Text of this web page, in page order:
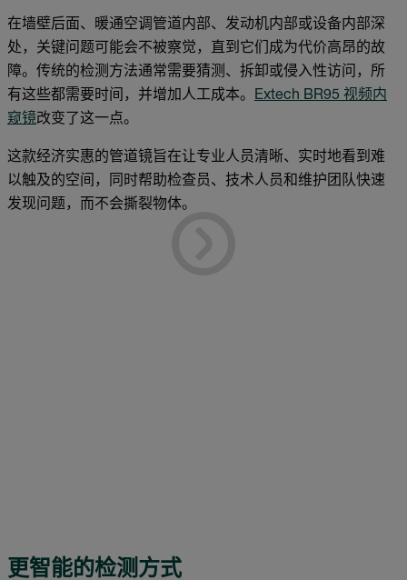
在墙壁后面、暖通空调管道内部、发动机内部或设备内部深
处，关键问题可能会不被察觉，直到它们成为代价高昂的故
障。传统的检测方法通常需要猜测、拆卸或侵入性访问，所
有这些都需要时间，并增加人工成本。 Extech BR95 视频内
窥镜改变了这一点。
这款经济实惠的管道镜旨在让专业人员清晰、实时地看到难
以触及的空间，同时帮助检查员、技术人员和维护团队快速
发现问题，而不会撕裂物体。
更智能的检测方式